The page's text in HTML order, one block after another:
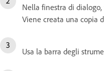
Nella finestra di dialogo,
Viene creata una copia
Usa la barra degli